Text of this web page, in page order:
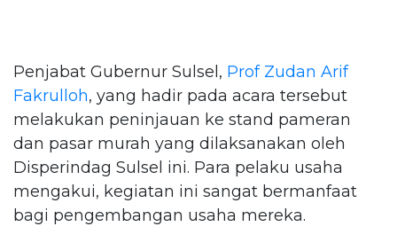
Penjabat Gubernur Sulsel, Prof Zudan Arif
Fakrulloh, yang hadir pada acara tersebut
melakukan peninjauan ke stand pameran
dan pasar murah yang dilaksanakan oleh
Disperindag Sulsel ini. Para pelaku usaha
mengakui, kegiatan ini sangat bermanfaat
bagi pengembangan usaha mereka.